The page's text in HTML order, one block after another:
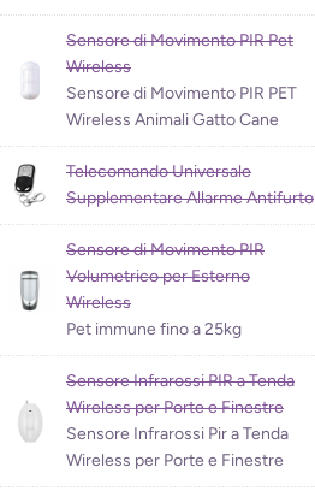
Sensore di Movimento PIR Pet
Wireless
Sensore di Movimento PIR PET
Wireless Animali Gatto Cane
Telecomando Universale
Supplementare Allarme Antifurto
Sensore di Movimento PIR
Volumetrico per Esterno
Wireless
Pet immune fino a 25kg
Sensore Infrarossi PIR a Tenda
Wireless per Porte e Finestre
Sensore Infrarossi Pir a Tenda
Wireless per Porte e Finestre